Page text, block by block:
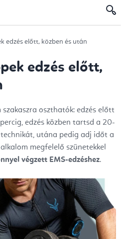
edzés előtt, közben és után
edzés előtt,
szakaszra oszthatók: edzés előtt
edzés közben tartsd a 20-
utána pedig adj időt a
megfelelő szünetekkel
végzett EMS-edzéshez.